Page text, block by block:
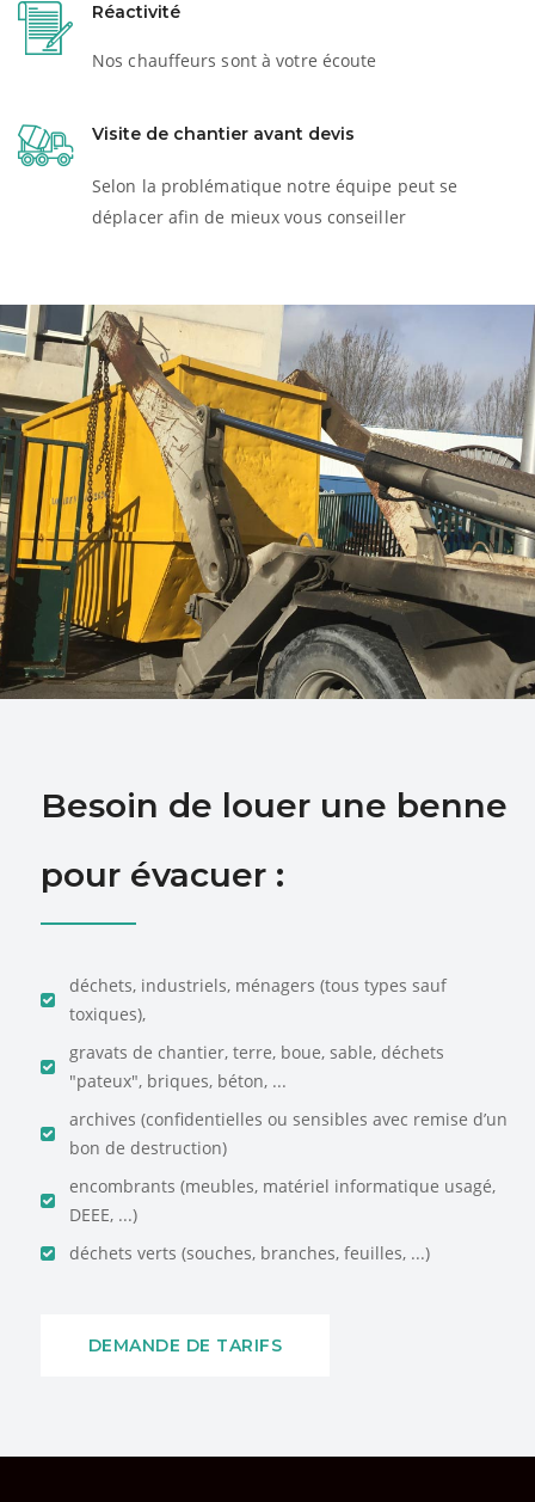
Réactivité
Nos chauffeurs sont à votre écoute
Visite de chantier avant devis
Selon la problématique notre équipe peut se
déplacer afin de mieux vous conseiller
Besoin de louer une benne
pour évacuer :
déchets, industriels, ménagers (tous types sauf
toxiques),
gravats de chantier, terre, boue, sable, déchets
"pateux", briques, béton, ...
archives (confidentielles ou sensibles avec remise d’un
bon de destruction)
encombrants (meubles, matériel informatique usagé,
DEEE, ...)
déchets verts (souches, branches, feuilles, ...)
DEMANDE DE TARIFS